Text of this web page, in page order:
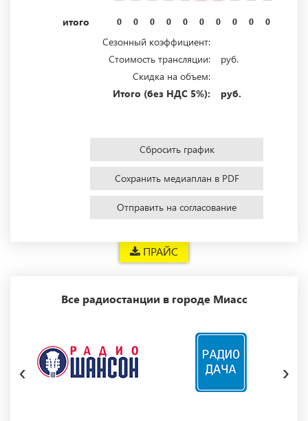
ПРАЙС
итого 0 0 0 0 0 0 0 0 0 0
Сезонный коэффициент:
Стоимость трансляции:
руб.
Скидка на объем:
Итого (без НДС 5%):
руб.
Сбросить график
Сохранить медиаплан в PDF
Отправить на согласование
Все радиостанции в городе Миасс
‹ ›